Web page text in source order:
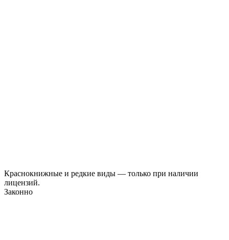
Краснокнижные и редкие виды — только при наличии
лицензий.
Законно